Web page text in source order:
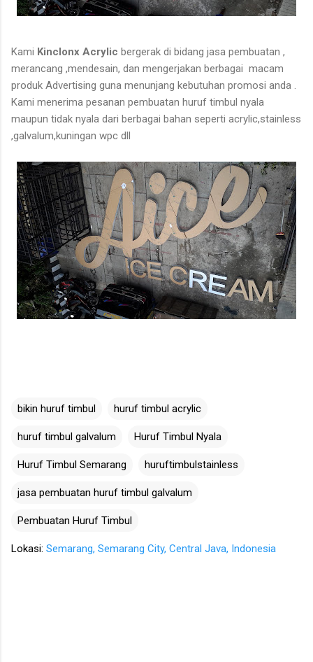
Kami Kinclonx Acrylic bergerak di bidang jasa pembuatan ,
merancang ,mendesain, dan mengerjakan berbagai macam
produk Advertising guna menunjang kebutuhan promosi anda .
Kami menerima pesanan pembuatan huruf timbul nyala
maupun tidak nyala dari berbagai bahan seperti acrylic,stainless
,galvalum,kuningan wpc dll
bikin huruf timbul huruf timbul acrylic
huruf timbul galvalum Huruf Timbul Nyala
Huruf Timbul Semarang huruftimbulstainless
jasa pembuatan huruf timbul galvalum
Pembuatan Huruf Timbul
Lokasi: Semarang, Semarang City, Central Java, Indonesia